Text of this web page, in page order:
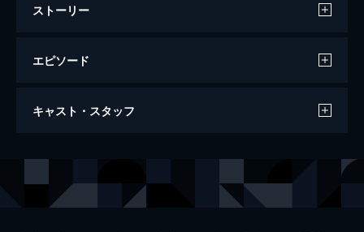
ストーリー
エピソード
シンデレラ ３つの願い
キャスト・スタッフ
ジェンジズ・アル